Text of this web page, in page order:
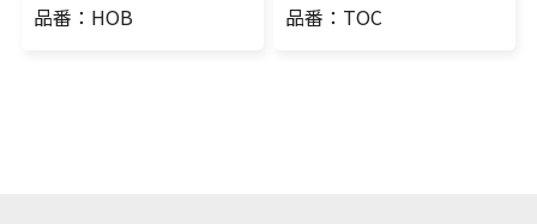
品番：HOB
品番：TOC